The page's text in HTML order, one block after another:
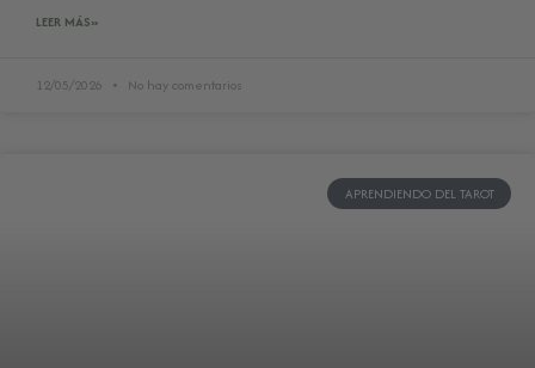
LEER MÁS»
12/05/2026 No hay comentarios
APRENDIENDO DEL TAROT